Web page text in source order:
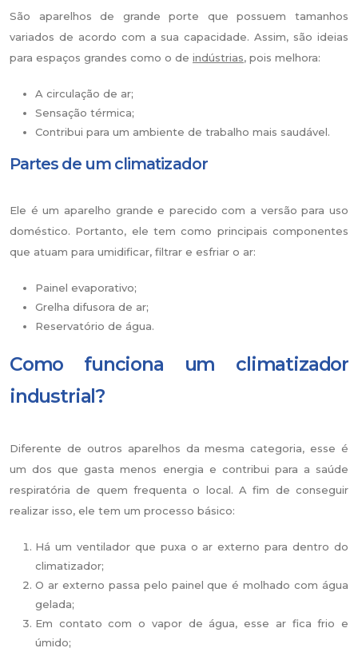
São aparelhos de grande porte que possuem tamanhos
variados de acordo com a sua capacidade. Assim, são ideias
para espaços grandes como o de indústrias, pois melhora:
A circulação de ar;
Sensação térmica;
Contribui para um ambiente de trabalho mais saudável.
Partes de um climatizador
Ele é um aparelho grande e parecido com a versão para uso
doméstico. Portanto, ele tem como principais componentes
que atuam para umidificar, filtrar e esfriar o ar:
Painel evaporativo;
Grelha difusora de ar;
Reservatório de água.
Como funciona um climatizador
industrial?
Diferente de outros aparelhos da mesma categoria, esse é
um dos que gasta menos energia e contribui para a saúde
respiratória de quem frequenta o local. A fim de conseguir
realizar isso, ele tem um processo básico:
Há um ventilador que puxa o ar externo para dentro do
climatizador;
O ar externo passa pelo painel que é molhado com água
gelada;
Em contato com o vapor de água, esse ar fica frio e
úmido;